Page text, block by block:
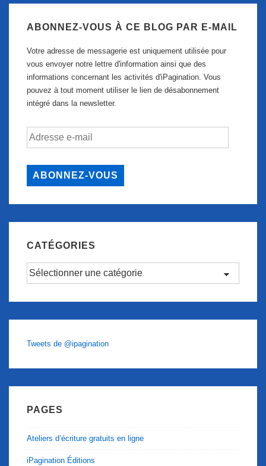
ABONNEZ-VOUS À CE BLOG PAR E-MAIL
Votre adresse de messagerie est uniquement utilisée pour
vous envoyer notre lettre d'information ainsi que des
informations concernant les activités d'iPagination. Vous
pouvez à tout moment utiliser le lien de désabonnement
intégré dans la newsletter.
Adresse
ABONNEZ-VOUS
CATÉGORIES
Catégories
Tweets de @ipagination
PAGES
Ateliers d’écriture gratuits en ligne
iPagination Éditions